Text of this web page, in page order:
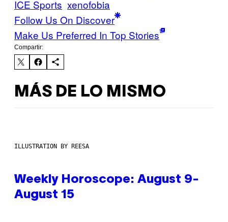
ICE Sports xenofobia
Follow Us On Discover
Make Us Preferred In Top Stories
Compartir:
MÁS DE LO MISMO
ILLUSTRATION BY REESA
Weekly Horoscope: August 9-
August 15